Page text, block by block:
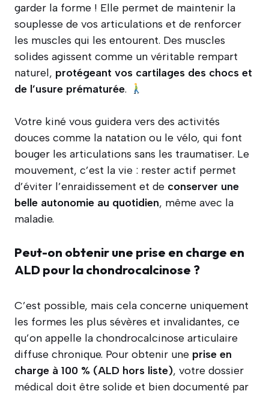
garder la forme ! Elle permet de maintenir la
souplesse de vos articulations et de renforcer
les muscles qui les entourent. Des muscles
solides agissent comme un véritable rempart
naturel, protégeant vos cartilages des chocs et
de l’usure prématurée.
Votre kiné vous guidera vers des activités
douces comme la natation ou le vélo, qui font
bouger les articulations sans les traumatiser. Le
mouvement, c’est la vie : rester actif permet
d’éviter l’enraidissement et de conserver une
belle autonomie au quotidien, même avec la
maladie.
Peut-on obtenir une prise en charge en
ALD pour la chondrocalcinose ?
C’est possible, mais cela concerne uniquement
les formes les plus sévères et invalidantes, ce
qu’on appelle la chondrocalcinose articulaire
diffuse chronique. Pour obtenir une prise en
charge à 100 % (ALD hors liste), votre dossier
médical doit être solide et bien documenté par